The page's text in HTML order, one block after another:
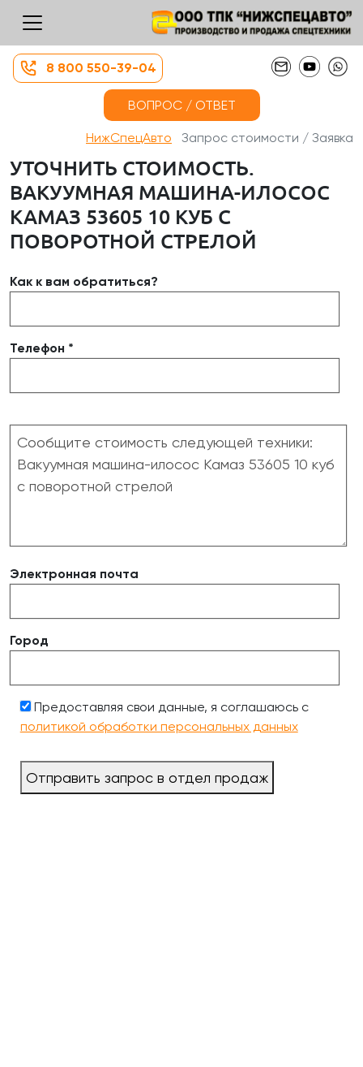
8 800 550-39-04
ВОПРОС / ОТВЕТ
НижСпецАвто Запрос стоимости / Заявка
УТОЧНИТЬ СТОИМОСТЬ.
ВАКУУМНАЯ МАШИНА-ИЛОСОС
КАМАЗ 53605 10 КУБ С
ПОВОРОТНОЙ СТРЕЛОЙ
Как к вам обратиться?
Телефон *
Электронная почта
Город
Предоставляя свои данные, я соглашаюсь с
политикой обработки персональных данных
Отправить запрос в отдел продаж